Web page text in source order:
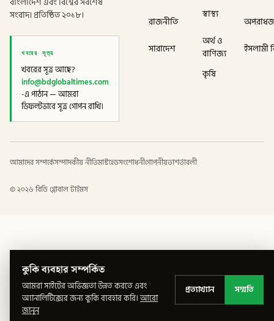
সংবাদ। প্রতিষ্ঠিত ২০১৮।
খবরের সূত্র
খবরের সূত্র আছে?
info@bdglobaltimes.com
-এ পাঠান — আমরা
ডিফল্টভাবে সূত্র গোপন রাখি।
রাজনীতি
সারাদেশ
স্বাস্থ্য
অর্থ ও
বাণিজ্য
কৃষি
ইসলামী
আমাদের সম্পর্কেসম্পাদকীয় নীতিমাস্টহেডসংশোধনীগোপনীয়তাশর্তাবলী
©২০২৬ বিডি গ্লোবাল টাইমস
কুকি ব্যবহার সম্পর্কিত
আমরা সাইটের অভিজ্ঞতা উন্নত করতে এবং
অ্যানালিটিক্সের জন্য কুকি ব্যবহার করি।আরো
জানুন
প্রত্যাখ্যান সম্মতি